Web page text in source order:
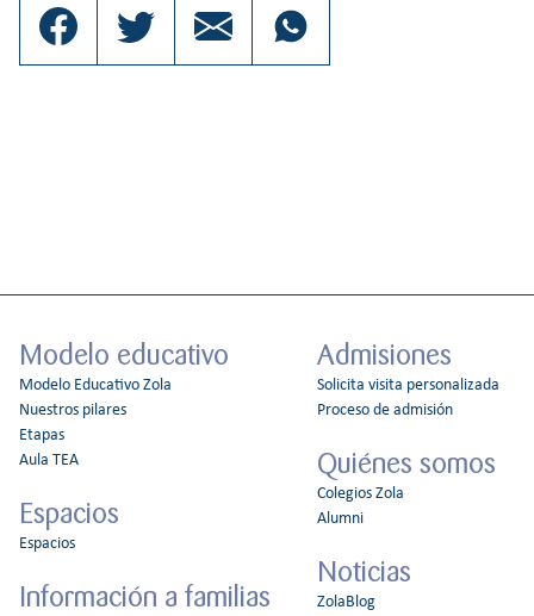
Modelo educativo
Modelo Educativo Zola
Nuestros pilares
Etapas
Aula TEA
Espacios
Espacios
Información a familias
Admisiones
Solicita visita personalizada
Proceso de admisión
Quiénes somos
Colegios Zola
Alumni
Noticias
ZolaBlog